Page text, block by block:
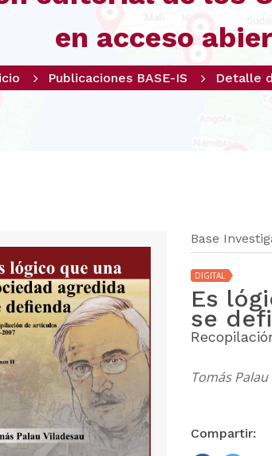
en acceso
Publicaciones BASE-IS Detalle
Base
DIGITAL
Es
se
Tomás
Compartir: